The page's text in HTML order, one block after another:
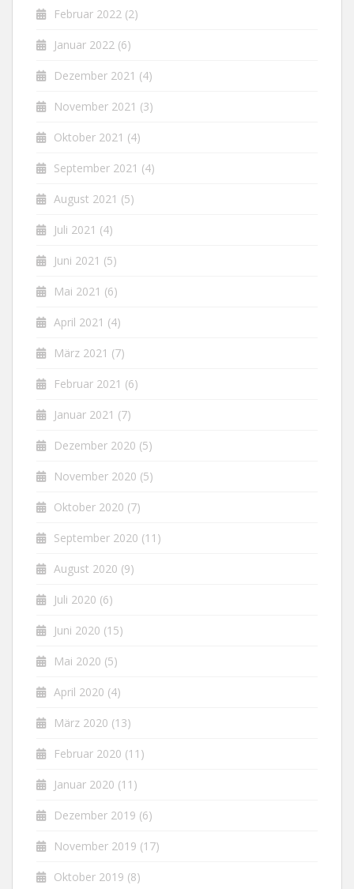
Februar 2022 (2)
Januar 2022 (6)
Dezember 2021 (4)
November 2021 (3)
Oktober 2021 (4)
September 2021 (4)
August 2021 (5)
Juli 2021 (4)
Juni 2021 (5)
Mai 2021 (6)
April 2021 (4)
März 2021 (7)
Februar 2021 (6)
Januar 2021 (7)
Dezember 2020 (5)
November 2020 (5)
Oktober 2020 (7)
September 2020 (11)
August 2020 (9)
Juli 2020 (6)
Juni 2020 (15)
Mai 2020 (5)
April 2020 (4)
März 2020 (13)
Februar 2020 (11)
Januar 2020 (11)
Dezember 2019 (6)
November 2019 (17)
Oktober 2019 (8)